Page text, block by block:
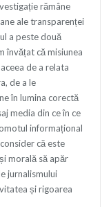
rămâne
ale transparenței
a peste două
învățat că misiunea
de a relata
de a le
în lumina corectă
media din ce în ce
informațional
că este
morală să apăr
jurnalismului
și rigoarea